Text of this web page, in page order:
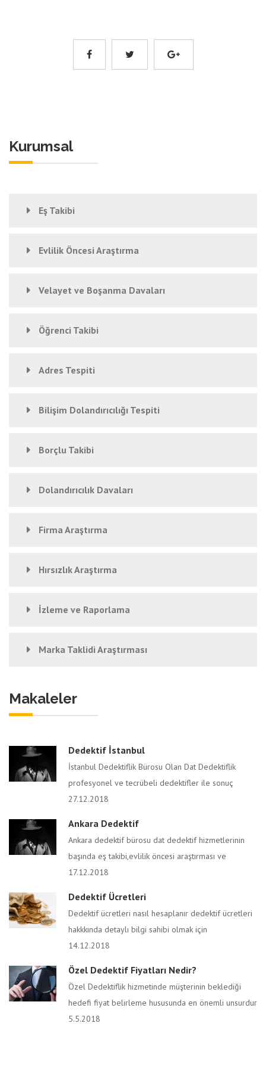
Kurumsal
Eş Takibi
Evlilik Öncesi Araştırma
Velayet ve Boşanma Davaları
Öğrenci Takibi
Adres Tespiti
Bilişim Dolandırıcılığı Tespiti
Borçlu Takibi
Dolandırıcılık Davaları
Firma Araştırma
Hırsızlık Araştırma
İzleme ve Raporlama
Marka Taklidi Araştırması
Makaleler
Dedektif İstanbul
İstanbul Dedektiflik Bürosu Olan Dat Dedektiflik
profesyonel ve tecrübeli dedektifler ile sonuç
27.12.2018
Ankara Dedektif
Ankara dedektif bürosu dat dedektif hizmetlerinin
başında eş takibi,evlilik öncesi araştırması ve
17.12.2018
Dedektif Ücretleri
Dedektif ücretleri nasıl hesaplanır dedektif ücretleri
hakkkında detaylı bilgi sahibi olmak için
14.12.2018
Özel Dedektif Fiyatları Nedir?
Özel Dedektiflik hizmetinde müşterinin beklediği
hedefi fiyat belirleme hususunda en önemli unsurdur
5.5.2018